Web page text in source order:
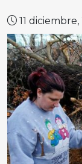
11 diciembre,